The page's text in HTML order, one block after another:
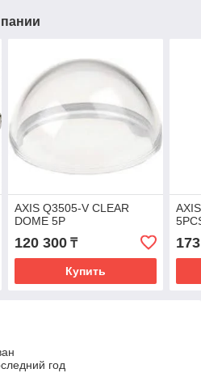
AXIS Q3505-V CLEAR
DOME 5P
120 300₸
Купить
год